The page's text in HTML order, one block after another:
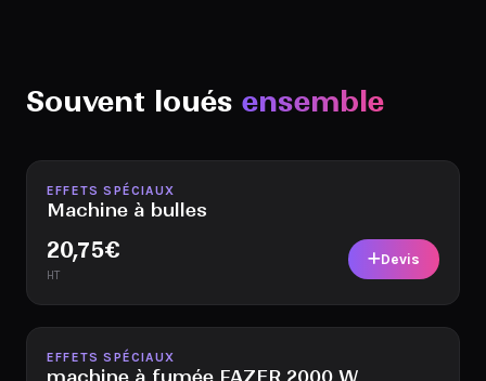
Souvent loués ensemble
Disponible
EFFETS SPÉCIAUX
Machine à bulles
20,75€
HT
Devis
Disponible
EFFETS SPÉCIAUX
machine à fumée FAZER 2000 W